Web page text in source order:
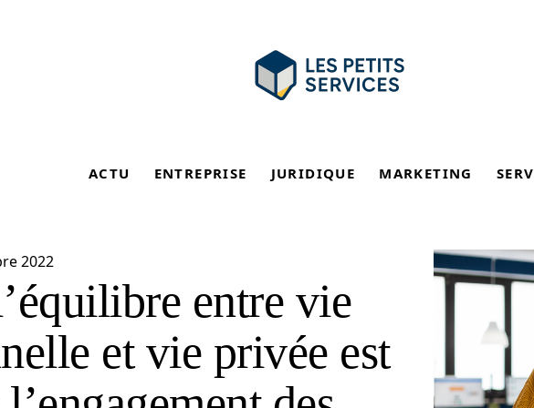
ACTU ENTREPRISE JURIDIQUE MARKETING
2022
entre vie
et vie privée est